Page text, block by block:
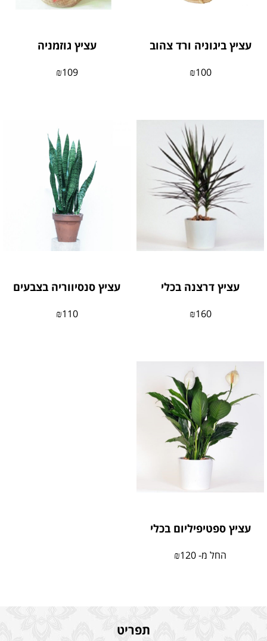
עציץ ביגוניה ורד צהוב
₪100
עציץ גוזמניה
₪109
עציץ דרצנה בכלי
₪160
עציץ סנסיווריה בצבעים
₪110
עציץ ספטיפיליום בכלי
החל מ- ₪120
תפריט